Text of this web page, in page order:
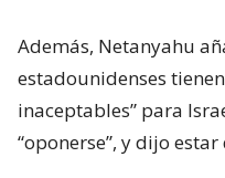
Además, Netanyahu
estadounidenses
inaceptables” para
“oponerse”, y dijo